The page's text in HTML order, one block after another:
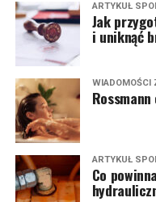
ARTYKUŁ
Jak
i uniknąć
WIADOMOŚCI
ARTYKUŁ
Co